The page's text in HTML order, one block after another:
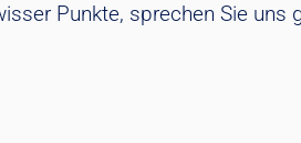
Punkte, sprechen Sie uns